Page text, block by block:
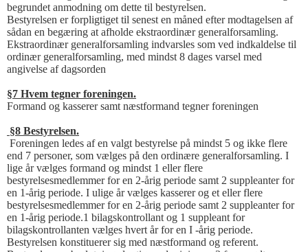
begrundet anmodning om dette til bestyrelsen.
Bestyrelsen er forpligtiget til senest en måned efter modtagelsen af
sådan en begæring at afholde ekstraordinær generalforsamling.
Ekstraordinær generalforsamling indvarsles som ved indkaldelse til
ordinær generalforsamling, med mindst 8 dages varsel med
angivelse af dagsorden
§7 Hvem tegner foreningen.
Formand og kasserer samt næstformand tegner foreningen
§8 Bestyrelsen.
Foreningen ledes af en valgt bestyrelse på mindst 5 og ikke flere
end 7 personer, som vælges på den ordinære generalforsamling. I
lige år vælges formand og mindst 1 eller flere
bestyrelsesmedlemmer for en 2-årig periode samt 2 suppleanter for
en 1-årig periode. I ulige år vælges kasserer og et eller flere
bestyrelsesmedlemmer for en 2-årig periode samt 2 suppleanter for
en 1-årig periode.1 bilagskontrollant og 1 suppleant for
bilagskontrollanten vælges hvert år for en I -årig periode.
Bestyrelsen konstituerer sig med næstformand og referent.